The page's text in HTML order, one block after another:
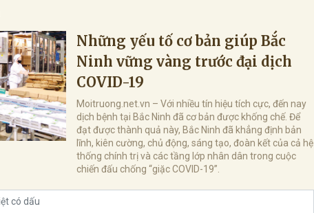
Những yếu tố cơ bản giúp Bắc
Ninh vững vàng trước đại dịch
COVID-19
Moitruong.net.vn – Với nhiều tín hiệu tích cực, đến nay
dịch bệnh tại Bắc Ninh đã cơ bản được khống chế. Để
đạt được thành quả này, Bắc Ninh đã khẳng định bản
lĩnh, kiên cường, chủ động, sáng tạo, đoàn kết của cả hệ
thống chính trị và các tầng lớp nhân dân trong cuộc
chiến đấu chống “giặc COVID-19”.